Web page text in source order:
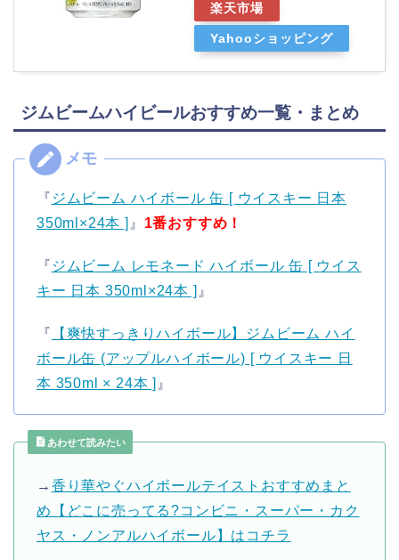
楽天市場
Yahooショッピング
ジムビームハイビールおすすめ一覧・まとめ
『 ジムビーム ハイボール 缶 [ ウイスキー 日本
350ml×24本 ] 』 1番おすすめ！
『 ジムビーム レモネード ハイボール 缶 [ ウイス
キー 日本 350ml×24本 ] 』
『
【爽快すっきりハイボール】ジムビーム ハイ
ボール缶 (アップルハイボール) [ ウイスキー 日
本 350ml × 24本 ] 』
あわせて読みたい
→ 香り華やぐハイボールテイストおすすめまと
め【どこに売ってる?コンビニ・スーパー・カク
ヤス・ノンアルハイボール】はコチラ